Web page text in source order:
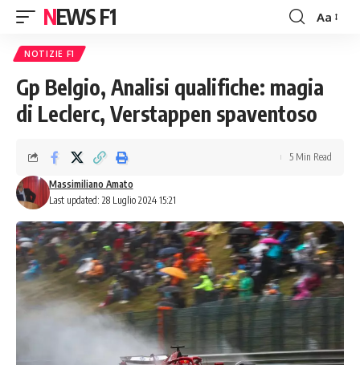
NEWS F1
Font
Aa
NOTIZIE F1
Gp Belgio, Analisi qualifiche: magia
di Leclerc, Verstappen spaventoso
Last updated: 28 Luglio 2024 15:21
Massimiliano Amato
5 Min Read